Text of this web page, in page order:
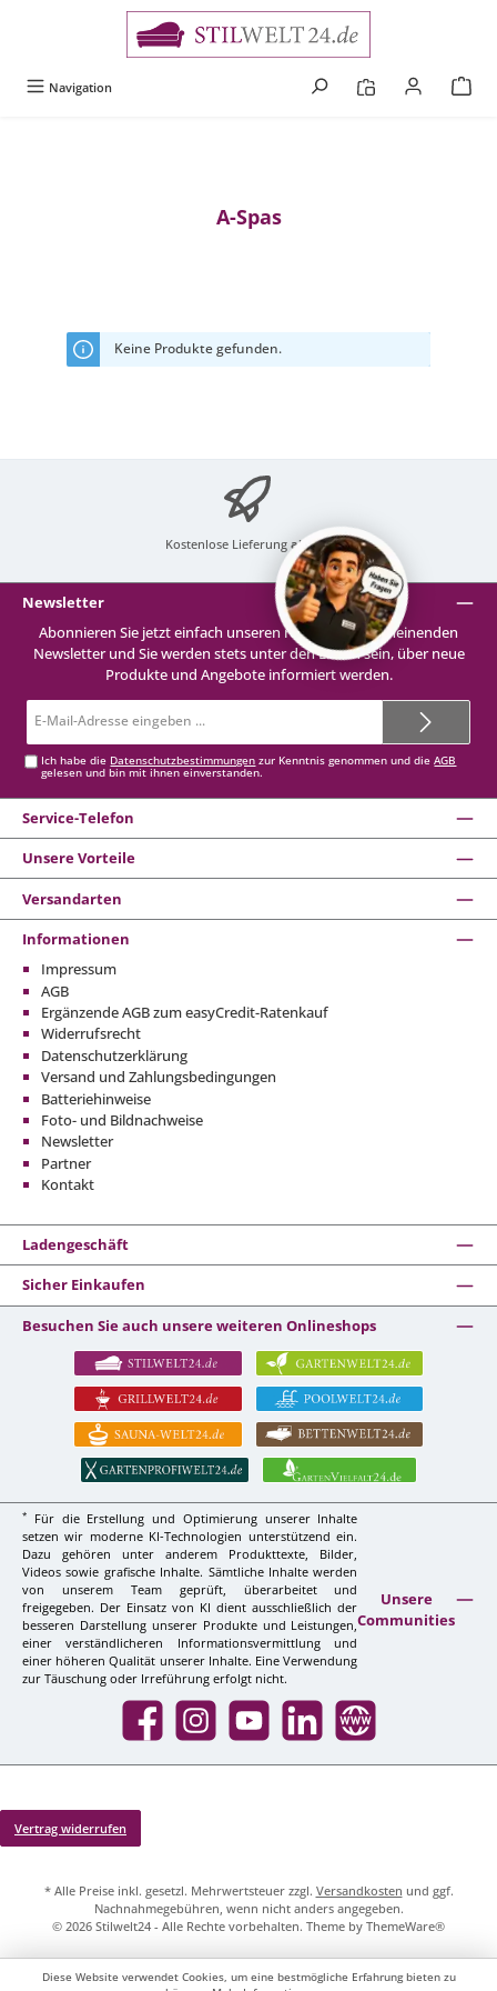
Navigation
A-Spas
Keine Produkte gefunden.
Kostenlose Lieferung ab 99 €
Newsletter
Abonnieren Sie jetzt einfach unseren regelmäßig erscheinenden
Newsletter und Sie werden stets unter den Ersten sein, über neue
Produkte und Angebote informiert werden.
Mail-
Ich habe die Datenschutzbestimmungen zur Kenntnis genommen und dieAGB
gelesen und bin mit ihnen einverstanden.
Service-Telefon
Unsere Vorteile
Versandarten
Informationen
Impressum
AGB
Ergänzende AGB zum easyCredit-Ratenkauf
Widerrufsrecht
Datenschutzerklärung
Versand und Zahlungsbedingungen
Batteriehinweise
Foto- und Bildnachweise
Newsletter
Partner
Kontakt
Ladengeschäft
Sicher Einkaufen
Besuchen Sie auch unsere weiteren Onlineshops
*
Für die Erstellung und Optimierung unserer Inhalte
setzen wir moderne KI-Technologien unterstützend ein.
Dazu gehören unter anderem Produkttexte, Bilder,
Videos sowie grafische Inhalte. Sämtliche Inhalte werden
von unserem Team geprüft, überarbeitet und
freigegeben. Der Einsatz von KI dient ausschließlich der
besseren Darstellung unserer Produkte und Leistungen,
einer verständlicheren Informationsvermittlung und
einer höheren Qualität unserer Inhalte. Eine Verwendung
zur Täuschung oder Irreführung erfolgt nicht.
Unsere
Communities
Facebook InstagramYouTube LinkedIn Website
Vertrag widerrufen
* Alle Preise inkl. gesetzl. Mehrwertsteuer zzgl. Versandkosten und ggf.
Nachnahmegebühren, wenn nicht anders angegeben.
© 2026 Stilwelt24 - Alle Rechte vorbehalten. Theme by ThemeWare®
Diese Website verwendet Cookies, um eine bestmögliche Erfahrung bieten zu